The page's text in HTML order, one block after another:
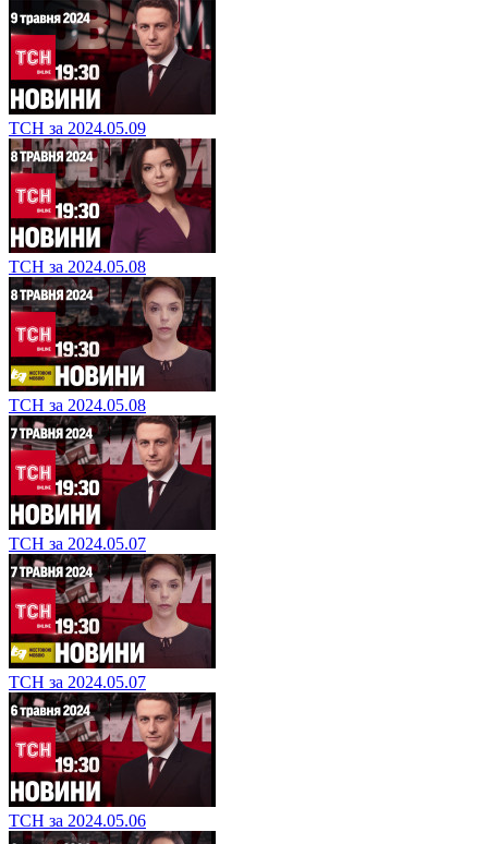
ТСН за 2024.05.09
ТСН за 2024.05.08
ТСН за 2024.05.08
ТСН за 2024.05.07
ТСН за 2024.05.07
ТСН за 2024.05.06